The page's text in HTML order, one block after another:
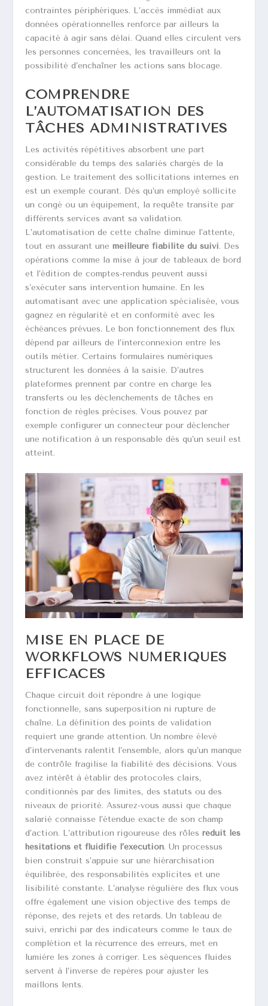
contraintes périphériques. L’accès immédiat aux
données opérationnelles renforce par ailleurs la
capacité à agir sans délai. Quand elles circulent vers
les personnes concernées, les travailleurs ont la
possibilité d’enchaîner les actions sans blocage.
COMPRENDRE
L’AUTOMATISATION DES
TÂCHES ADMINISTRATIVES
Les activités répétitives absorbent une part
considérable du temps des salariés chargés de la
gestion. Le traitement des sollicitations internes en
est un exemple courant. Dès qu’un employé sollicite
un congé ou un équipement, la requête transite par
différents services avant sa validation.
L’automatisation de cette chaîne diminue l’attente,
tout en assurant unemeilleure fiabilité du suivi. Des
opérations comme la mise à jour de tableaux de bord
et l’édition de comptes-rendus peuvent aussi
s’exécuter sans intervention humaine. En les
automatisant avec une application spécialisée, vous
gagnez en régularité et en conformité avec les
échéances prévues. Le bon fonctionnement des flux
dépend par ailleurs de l’interconnexion entre les
outils métier. Certains formulaires numériques
structurent les données à la saisie. D’autres
plateformes prennent par contre en charge les
transferts ou les déclenchements de tâches en
fonction de règles précises. Vous pouvez par
exemple configurer un connecteur pour déclencher
une notification à un responsable dès qu’un seuil est
atteint.
MISE EN PLACE DE
WORKFLOWS NUMÉRIQUES
EFFICACES
Chaque circuit doit répondre à une logique
fonctionnelle, sans superposition ni rupture de
chaîne. La définition des points de validation
requiert une grande attention. Un nombre élevé
d’intervenants ralentit l’ensemble, alors qu’un manque
de contrôle fragilise la fiabilité des décisions. Vous
avez intérêt à établir des protocoles clairs,
conditionnés par des limites, des statuts ou des
niveaux de priorité. Assurez-vous aussi que chaque
salarié connaisse l’étendue exacte de son champ
d’action. L’attribution rigoureuse des rôlesréduit les
hésitations et fluidifie l’exécution. Un processus
bien construit s’appuie sur une hiérarchisation
équilibrée, des responsabilités explicites et une
lisibilité constante. L’analyse régulière des flux vous
offre également une vision objective des temps de
réponse, des rejets et des retards. Un tableau de
suivi, enrichi par des indicateurs comme le taux de
complétion et la récurrence des erreurs, met en
lumière les zones à corriger. Les séquences fluides
servent à l’inverse de repères pour ajuster les
maillons lents.